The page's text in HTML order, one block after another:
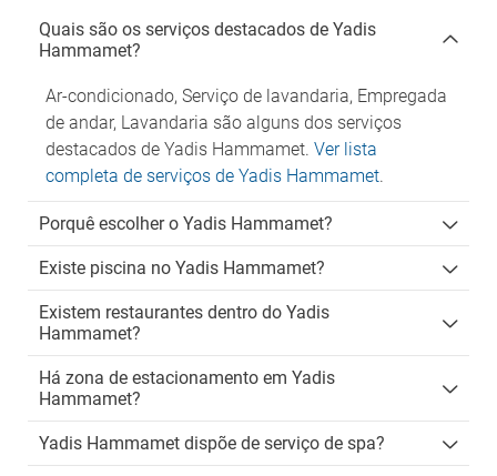
Quais são os serviços destacados de Yadis
Hammamet?
Ar-condicionado, Serviço de lavandaria, Empregada
de andar, Lavandaria são alguns dos serviços
destacados de Yadis Hammamet. Ver lista
completa de serviços de Yadis Hammamet.
Porquê escolher o Yadis Hammamet?
Existe piscina no Yadis Hammamet?
Existem restaurantes dentro do Yadis
Hammamet?
Há zona de estacionamento em Yadis
Hammamet?
Yadis Hammamet dispõe de serviço de spa?